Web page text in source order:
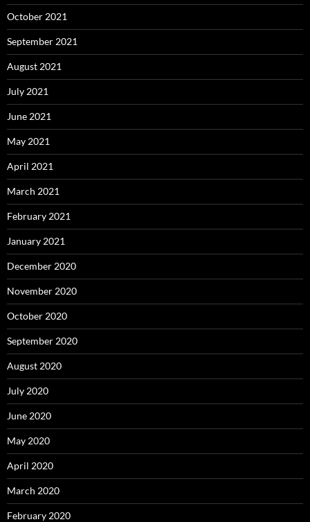
October 2021
September 2021
August 2021
July 2021
June 2021
May 2021
April 2021
March 2021
February 2021
January 2021
December 2020
November 2020
October 2020
September 2020
August 2020
July 2020
June 2020
May 2020
April 2020
March 2020
February 2020